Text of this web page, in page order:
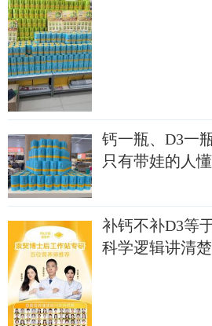
钙一瓶、D3一
只有带娃的人懂
补钙不补D3等
科学逻辑讲清楚